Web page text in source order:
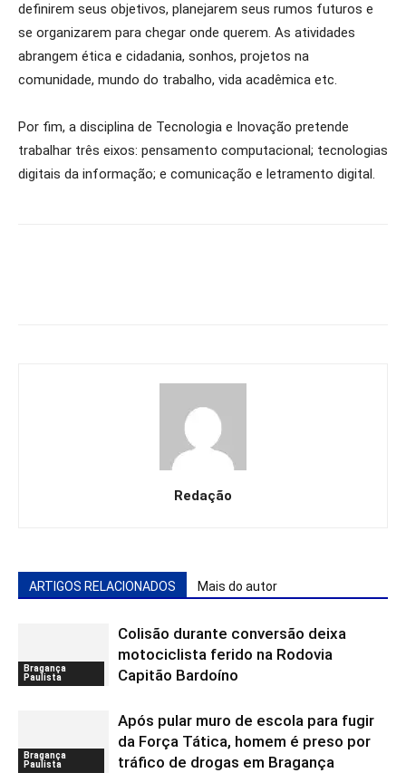
definirem seus objetivos, planejarem seus rumos futuros e
se organizarem para chegar onde querem. As atividades
abrangem ética e cidadania, sonhos, projetos na
comunidade, mundo do trabalho, vida acadêmica etc.
Por fim, a disciplina de Tecnologia e Inovação pretende
trabalhar três eixos: pensamento computacional; tecnologias
digitais da informação; e comunicação e letramento digital.
Redação
ARTIGOS RELACIONADOS Mais do autor
Bragança
Paulista
Colisão durante conversão deixa
motociclista ferido na Rodovia
Capitão Bardoíno
Bragança
Paulista
Após pular muro de escola para fugir
da Força Tática, homem é preso por
tráfico de drogas em Bragança